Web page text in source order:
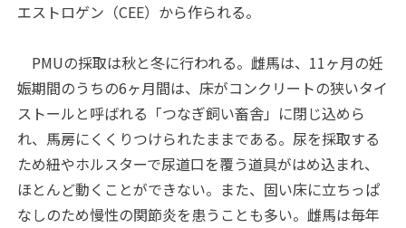
エストロゲン（CEE）から作られる。
PMUの採取は秋と冬に行われる。雌馬は、11ヶ月の妊
娠期間のうちの6ヶ月間は、床がコンクリートの狭いタイ
ストールと呼ばれる「つなぎ飼い畜舎」に閉じ込めら
れ、馬房にくくりつけられたままである。尿を採取する
ため紐やホルスターで尿道口を覆う道具がはめ込まれ、
ほとんど動くことができない。また、固い床に立ちっぱ
なしのため慢性の関節炎を患うことも多い。雌馬は毎年